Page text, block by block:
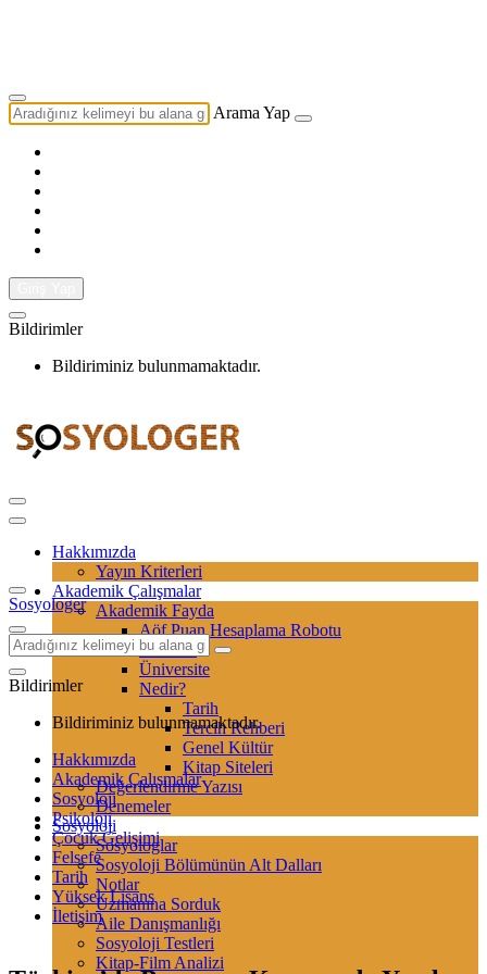
Arama Yap
Bildirimler
Bildiriminiz bulunmamaktadır.
Hakkımızda
Yayın Kriterleri
Akademik Çalışmalar
Akademik Fayda
Aöf Puan Hesaplama Robotu
Sertifika
Üniversite
Nedir?
Tarih
Tercih Rehberi
Genel Kültür
Kitap Siteleri
Değerlendirme Yazısı
Denemeler
Sosyoloji
Sosyologlar
Sosyoloji Bölümünün Alt Dalları
Notlar
Uzmanına Sorduk
Aile Danışmanlığı
Sosyoloji Testleri
Kitap-Film Analizi
Sosyologer
Bildirimler
Bildiriminiz bulunmamaktadır.
Hakkımızda
Akademik Çalışmalar
Sosyoloji
Psikoloji
Çocuk Gelişimi
Felsefe
Tarih
Yüksek Lisans
İletişim